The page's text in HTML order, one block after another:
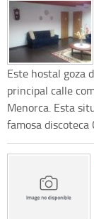
Este hostal goza
principal calle
Menorca. Esta
famosa discoteca